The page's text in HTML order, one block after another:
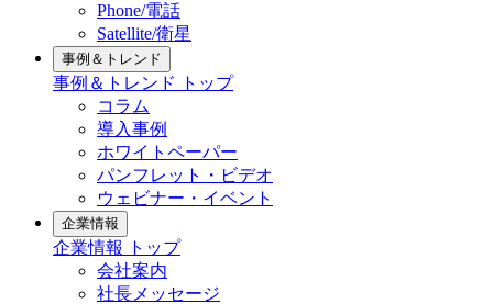
Phone/電話
Satellite/衛星
事例＆トレンド
事例＆トレンド トップ
コラム
導入事例
ホワイトペーパー
パンフレット・ビデオ
ウェビナー・イベント
企業情報
企業情報 トップ
会社案内
社長メッセージ